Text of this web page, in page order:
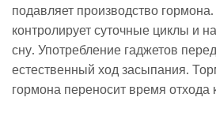
подавляет производство
контролирует суточные циклы и
сну. Употребление гаджетов
естественный ход засыпания.
гормона переносит время отхода